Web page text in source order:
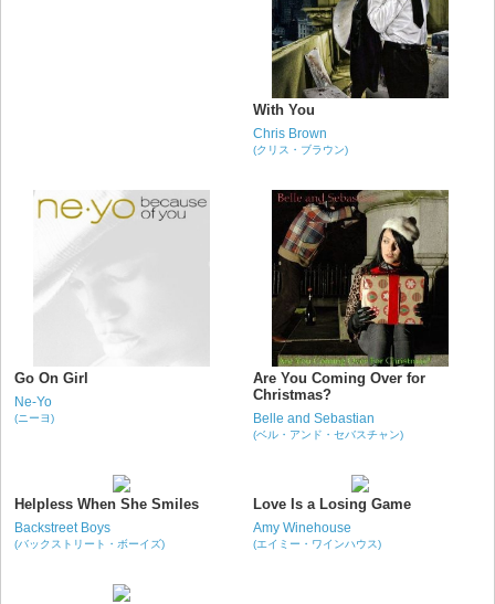
With You
Chris Brown
(クリス・ブラウン)
Go On Girl
Ne-Yo
(ニーヨ)
Are You Coming Over for
Christmas?
Belle and Sebastian
(ベル・アンド・セバスチャン)
Helpless When She Smiles
Backstreet Boys
(バックストリート・ボーイズ)
Love Is a Losing Game
Amy Winehouse
(エイミー・ワインハウス)